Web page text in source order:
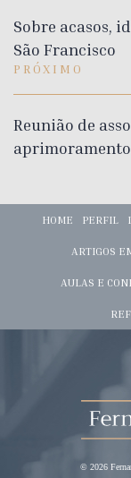
Sobre acasos,
São Francisco
PRÓXIMO
Reunião de
HOME PERFIL
ARTIGOS
AULAS E
© 2026